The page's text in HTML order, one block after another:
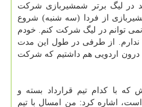
در لیگ برتر شمشیربازی شرکت
از فردا (سه شنبه) شروع
توانم در لیگ شرکت کنم. خودم
از طرفی در طول این مدت
درون اردویی هم داشتیم که شرکت
که با کدام تیم قرارداد بسته و
اشاره کرد: من امسال با تیم